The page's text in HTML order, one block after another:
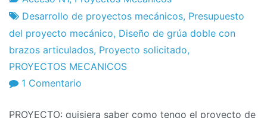
Fábrica
de
proyectos
28
de
October
de
2011
Desarrollo de proyectos mecánicos, Presupuesto
del proyecto mecánico, Diseño de grúa doble con
brazos articulados, Proyecto solicitado,
PROYECTOS MECANICOS
1 Comentario
de
PROYECTO: quisiera saber como tengo el proyecto de